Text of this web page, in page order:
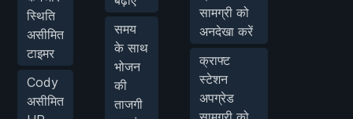
स्थिति
असीमित
टाइमर
Cody
असीमित
समय
के साथ
भोजन
की
ताजगी
सामग्री को
अनदेखा करें
क्राफ्ट
स्टेशन
अपग्रेड